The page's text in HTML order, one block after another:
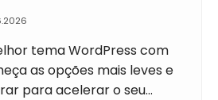
tema WordPress com
as opções mais leves e
para acelerar o seu…